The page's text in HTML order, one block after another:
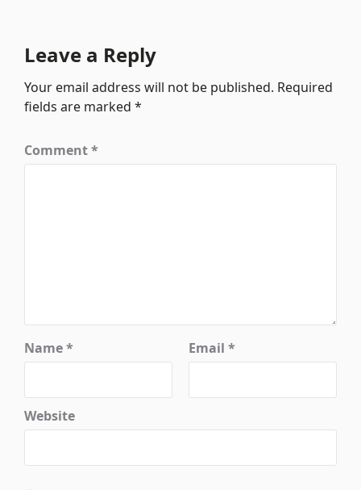
Leave a Reply
Your email address will not be published. Required
fields are marked*
Comment*
Name* Email *
Website